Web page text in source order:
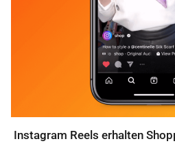
Instagram Reels erhalten